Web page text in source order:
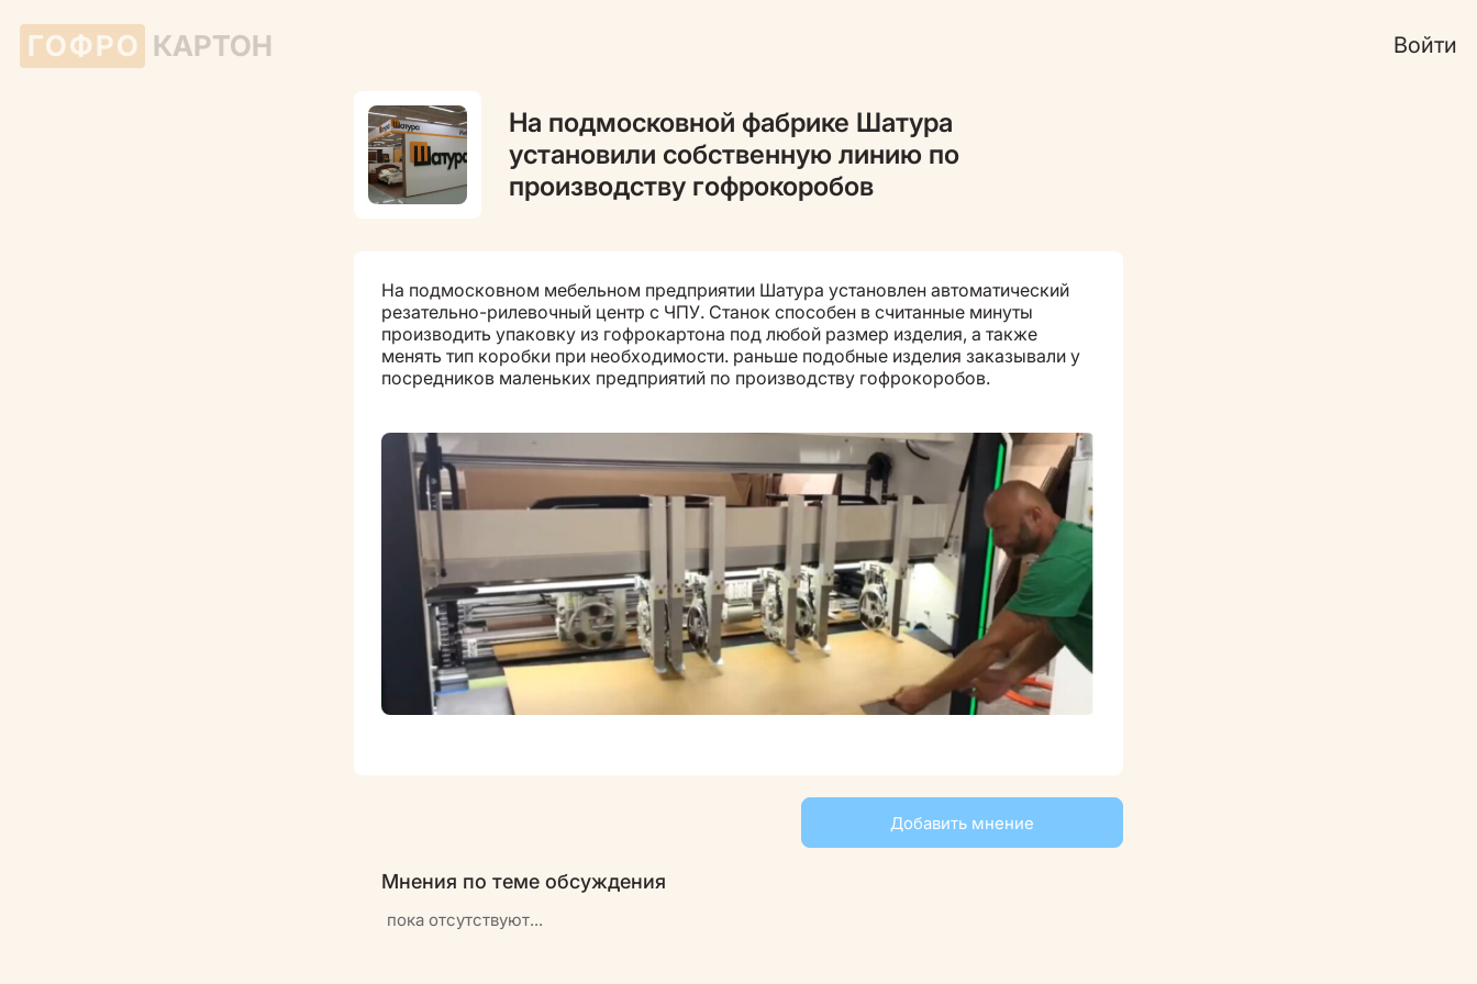
ГОФРО КАРТОН Войти
На подмосковной фабрике Шатура
установили собственную линию по
производству гофрокоробов
На подмосковном мебельном предприятии Шатура установлен автоматический
резательно-рилевочный центр с ЧПУ. Станок способен в считанные минуты
производить упаковку из гофрокартона под любой размер изделия, а также
менять тип коробки при необходимости. раньше подобные изделия заказывали у
посредников маленьких предприятий по производству гофрокоробов.
Добавить мнение
Мнения по теме обсуждения
пока отсутствуют...